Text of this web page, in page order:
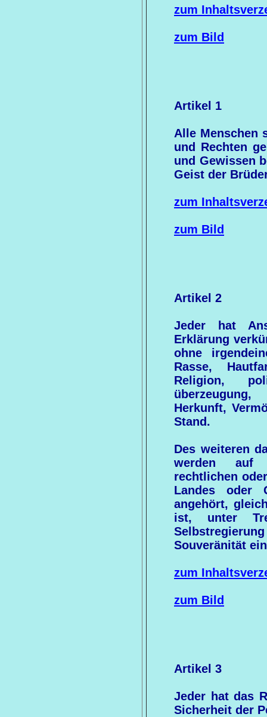
zum
zum Bild
Artikel 1
Alle Menschen
und Rechten
und Gewissen
Geist der
zum
zum Bild
Artikel 2
Jeder hat
Erklärung
ohne
Rasse,
Religion,
Herkunft,
Stand.
Des weiteren
werden auf
rechtlichen
Landes oder
angehört,
ist, unter
Souveränität
zum
zum Bild
Artikel 3
Jeder hat das
Sicherheit der